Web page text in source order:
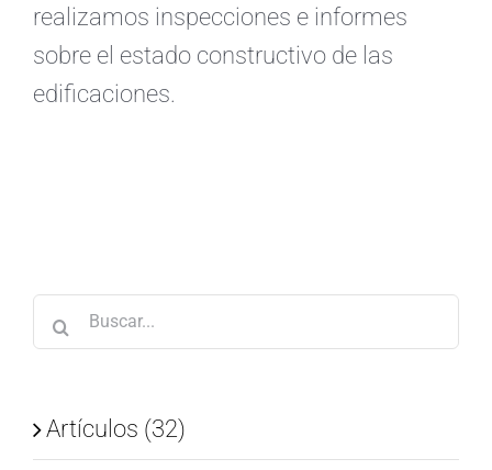
realizamos inspecciones e informes
sobre el estado constructivo de las
edificaciones.
Buscar:
Artículos (32)